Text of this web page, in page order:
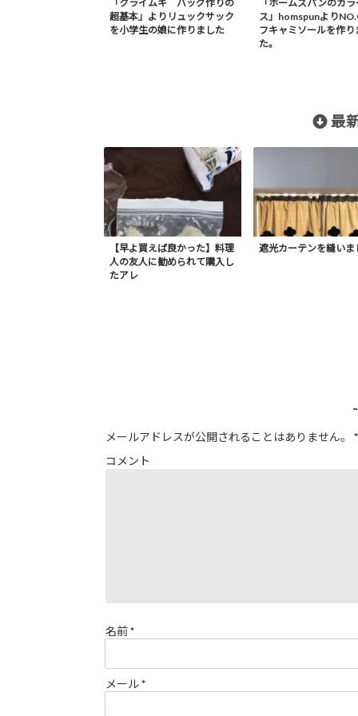
「クライムキ バッグ作りの
超基本」よりリュックサック
を小学生の娘に作りました
「ホームスパンのカ
ス」homspunより
フキャミソールを作り
た。
最
【早よ買えば良かった】料理
人の友人に勧められて購入し
たアレ
遮光カーテンを縫いま
メールアドレスが公開されることはありません。
*
コメント
名前*
メール*